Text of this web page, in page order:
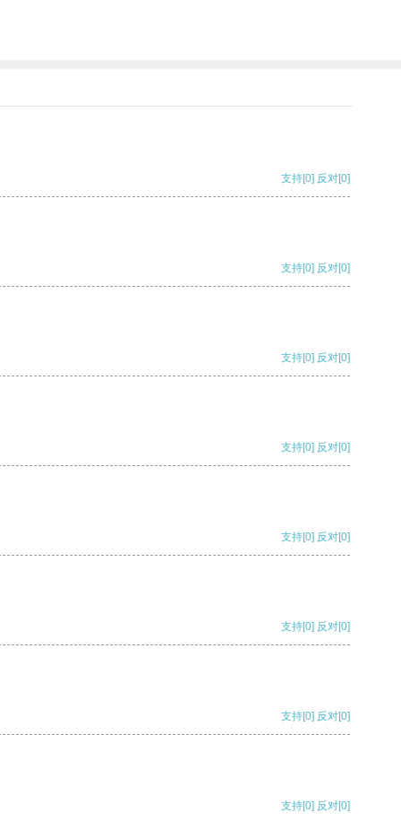
支持[0] 反对[0]
支持[0] 反对[0]
支持[0] 反对[0]
支持[0] 反对[0]
支持[0] 反对[0]
支持[0] 反对[0]
支持[0] 反对[0]
支持[0] 反对[0]